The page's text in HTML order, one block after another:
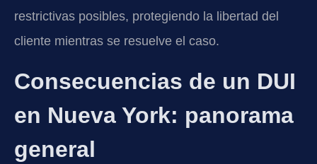
restrictivas posibles, protegiendo la libertad del
cliente mientras se resuelve el caso.
Consecuencias de un DUI
en Nueva York: panorama
general